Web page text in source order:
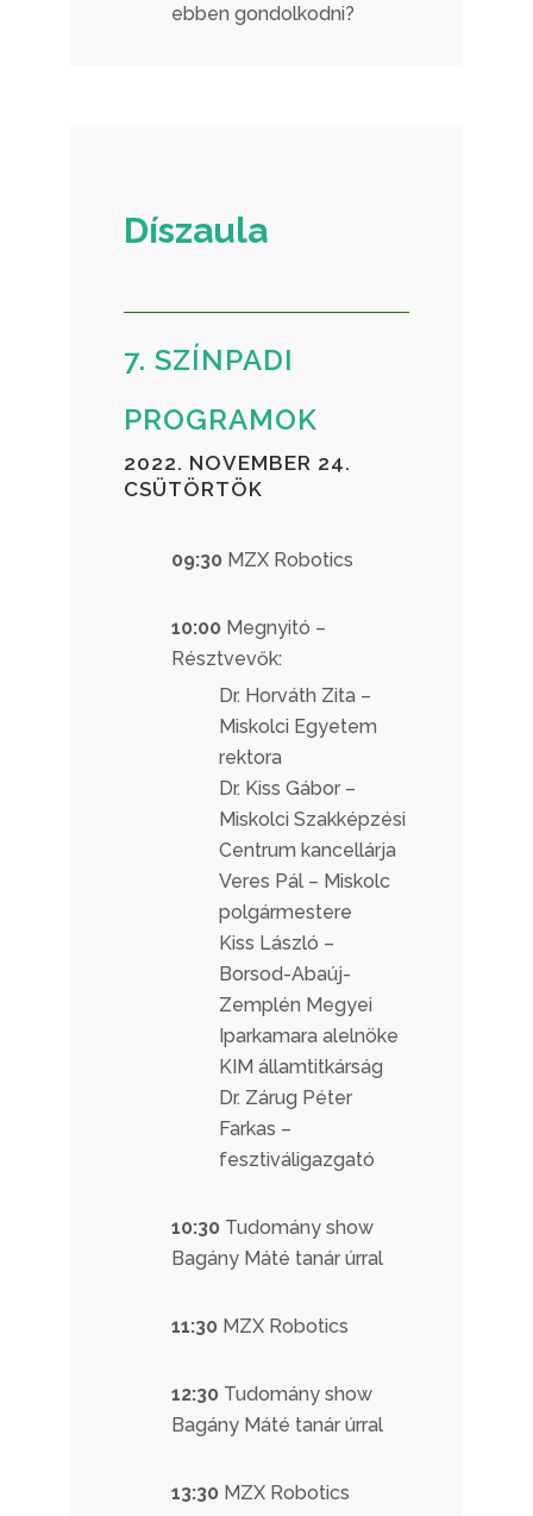
ebben gondolkodni?
Díszaula
7. SZÍNPADI
PROGRAMOK
2022. NOVEMBER 24.
CSÜTÖRTÖK
09:30 MZX Robotics
10:00 Megnyitó –
Résztvevők:
Dr. Horváth Zita –
Miskolci Egyetem
rektora
Dr. Kiss Gábor –
Miskolci Szakképzési
Centrum kancellárja
Veres Pál – Miskolc
polgármestere
Kiss László –
Borsod-Abaúj-
Zemplén Megyei
Iparkamara alelnöke
KIM államtitkárság
Dr. Zárug Péter
Farkas –
fesztiváligazgató
10:30 Tudomány show
Bagány Máté tanár úrral
11:30 MZX Robotics
12:30 Tudomány show
Bagány Máté tanár úrral
13:30 MZX Robotics